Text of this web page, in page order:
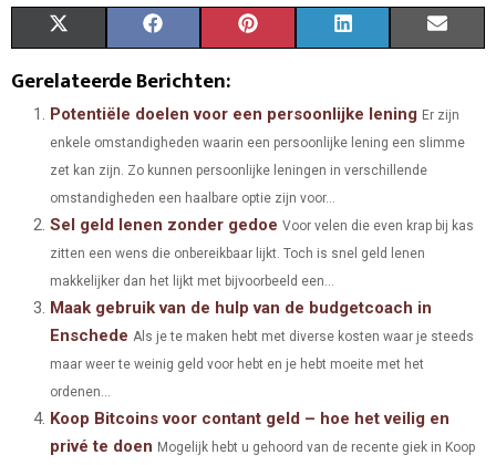
R
O
T
W
T
E
R
)
R
O
C
E
O
K
R
O
N
T
R
S
T
A
R
O
N
N
K
D
I
N
R
O
I
Gerelateerde Berichten:
Potentiële doelen voor een persoonlijke lening Er zijn
enkele omstandigheden waarin een persoonlijke lening een slimme
zet kan zijn. Zo kunnen persoonlijke leningen in verschillende
omstandigheden een haalbare optie zijn voor...
Sel geld lenen zonder gedoe Voor velen die even krap bij kas
zitten een wens die onbereikbaar lijkt. Toch is snel geld lenen
makkelijker dan het lijkt met bijvoorbeeld een...
Maak gebruik van de hulp van de budgetcoach in
Enschede Als je te maken hebt met diverse kosten waar je steeds
maar weer te weinig geld voor hebt en je hebt moeite met het
ordenen...
Koop Bitcoins voor contant geld – hoe het veilig en
privé te doen Mogelijk hebt u gehoord van de recente giek in Koop